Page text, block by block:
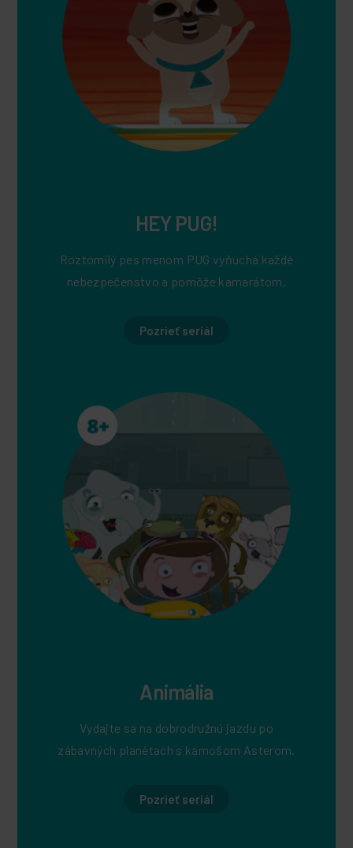
HEY PUG!
Roztomilý pes menom PUG vyňuchá každé
nebezpečenstvo a pomôže kamarátom.
Pozrieť seriál
Animália
Vydajte sa na dobrodružnú jazdu po
zábavných planétach s kamošom Asterom.
Pozrieť seriál